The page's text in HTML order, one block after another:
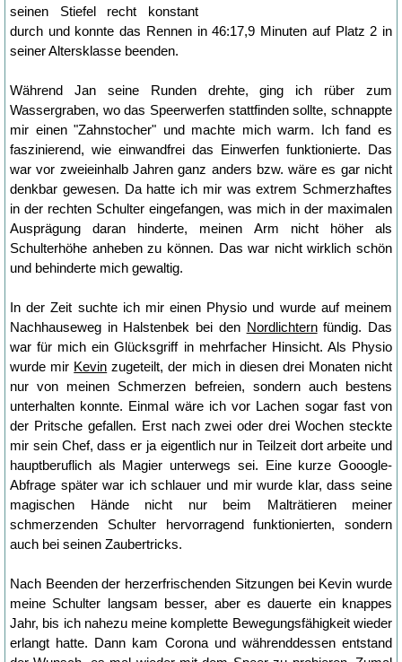
seinen Stiefel recht konstant
durch und konnte das Rennen in 46:17,9 Minuten auf Platz 2 in
seiner Altersklasse beenden.
Während Jan seine Runden drehte, ging ich rüber zum
Wassergraben, wo das Speerwerfen stattfinden sollte, schnappte
mir einen "Zahnstocher" und machte mich warm. Ich fand es
faszinierend, wie einwandfrei das Einwerfen funktionierte. Das
war vor zweieinhalb Jahren ganz anders bzw. wäre es gar nicht
denkbar gewesen. Da hatte ich mir was extrem Schmerzhaftes
in der rechten Schulter eingefangen, was mich in der maximalen
Ausprägung daran hinderte, meinen Arm nicht höher als
Schulterhöhe anheben zu können. Das war nicht wirklich schön
und behinderte mich gewaltig.
In der Zeit suchte ich mir einen Physio und wurde auf meinem
Nachhauseweg in Halstenbek bei den Nordlichternfündig. Das
war für mich ein Glücksgriff in mehrfacher Hinsicht. Als Physio
wurde mir Kevin zugeteilt, der mich in diesen drei Monaten nicht
nur von meinen Schmerzen befreien, sondern auch bestens
unterhalten konnte. Einmal wäre ich vor Lachen sogar fast von
der Pritsche gefallen. Erst nach zwei oder drei Wochen steckte
mir sein Chef, dass er ja eigentlich nur in Teilzeit dort arbeite und
hauptberuflich als Magier unterwegs sei. Eine kurze Gooogle-
Abfrage später war ich schlauer und mir wurde klar, dass seine
magischen Hände nicht nur beim Malträtieren meiner
schmerzenden Schulter hervorragend funktionierten, sondern
auch bei seinen Zaubertricks.
Nach Beenden der herzerfrischenden Sitzungen bei Kevin wurde
meine Schulter langsam besser, aber es dauerte ein knappes
Jahr, bis ich nahezu meine komplette Bewegungsfähigkeit wieder
erlangt hatte. Dann kam Corona und währenddessen entstand